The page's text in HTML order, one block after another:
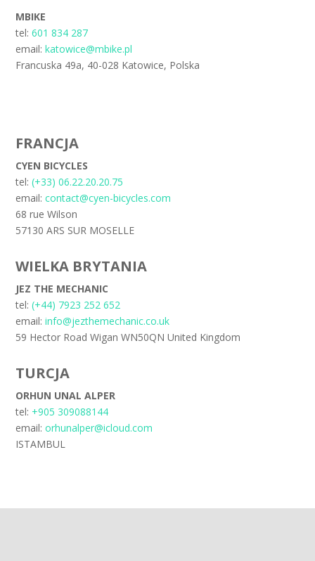
MBIKE
tel:601 834 287
email:katowice@mbike.pl
Francuska 49a, 40-028 Katowice, Polska
FRANCJA
CYEN BICYCLES
tel:(+33) 06.22.20.20.75
email:contact@cyen-bicycles.com
68 rue Wilson
57130 ARS SUR MOSELLE
WIELKA BRYTANIA
JEZ THE MECHANIC
tel:(+44) 7923 252 652
email:info@jezthemechanic.co.uk
59 Hector Road Wigan WN50QN United Kingdom
TURCJA
ORHUN UNAL ALPER
tel: +905 309088144
email:orhunalper@icloud.com
ISTAMBUL